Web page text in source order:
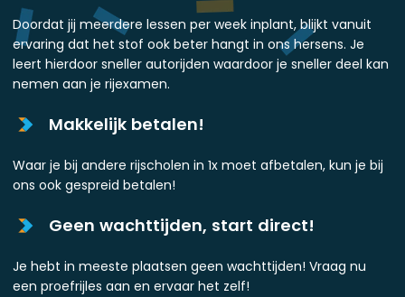
Doordat jij meerdere lessen per week inplant, blijkt vanuit
ervaring dat het stof ook beter hangt in ons hersens. Je
leert hierdoor sneller autorijden waardoor je sneller deel kan
nemen aan je rijexamen.
Makkelijk betalen!
Waar je bij andere rijscholen in 1x moet afbetalen, kun je bij
ons ook gespreid betalen!
Geen wachttijden, start direct!
Je hebt in meeste plaatsen geen wachttijden! Vraag nu
een proefrijles aan en ervaar het zelf!